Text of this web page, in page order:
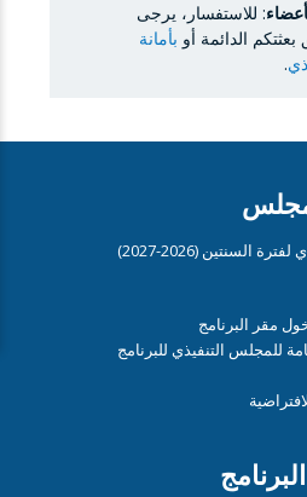
: للاستفسار، يرجى
الدائمة أو بأمانة
.
السنتين (2026-2027)
مقر البرنامج
للمجلس التنفيذي للبرنامج